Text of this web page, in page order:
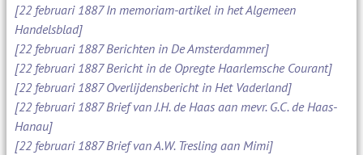
[22 februari 1887 In memoriam-artikel in het Algemeen
Handelsblad]
[22 februari 1887 Berichten in De Amsterdammer]
[22 februari 1887 Bericht in de Opregte Haarlemsche Courant]
[22 februari 1887 Overlijdensbericht in Het Vaderland]
[22 februari 1887 Brief van J.H. de Haas aan mevr. G.C. de Haas-
Hanau]
[22 februari 1887 Brief van A.W. Tresling aan Mimi]